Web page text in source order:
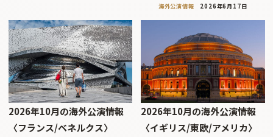
海外公演情報 2026年6月17日
2026年10月の海外公演情報
〈フランス/ベネルクス〉
2026年10月の海外公演情報
〈イギリス/東欧/アメリカ〉